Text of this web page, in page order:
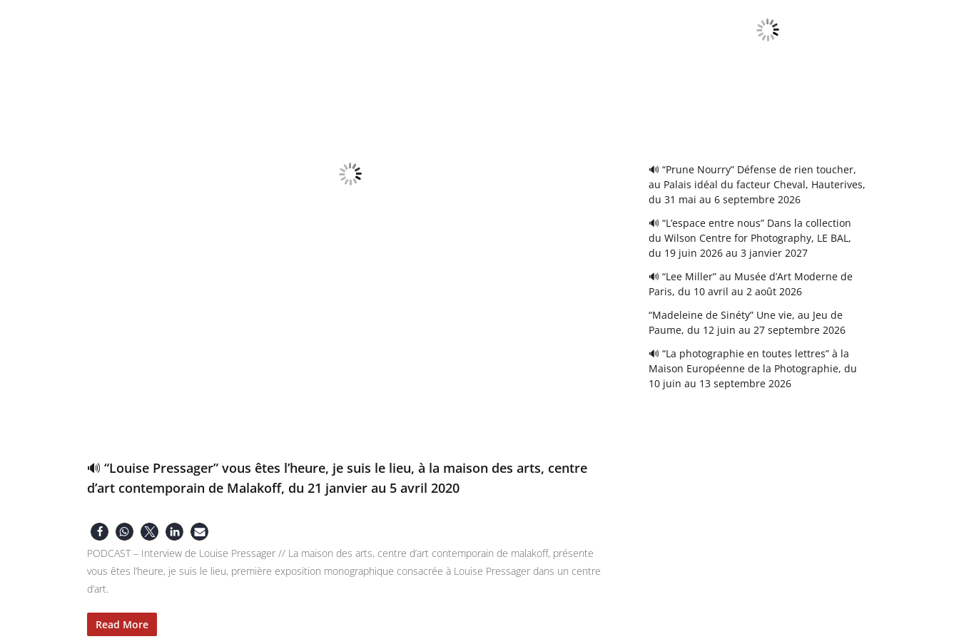
🔊 “Louise Pressager” vous êtes l’heure, je suis le lieu, à la maison des arts, centre
d’art contemporain de Malakoff, du 21 janvier au 5 avril 2020
PODCAST – Interview de Louise Pressager // La maison des arts, centre d’art contemporain de malakoff, présente
vous êtes l’heure, je suis le lieu, première exposition monographique consacrée à Louise Pressager dans un centre
d’art.
Read More
🔊 “Prune Nourry” Défense de rien toucher,
au Palais idéal du facteur Cheval, Hauterives,
du 31 mai au 6 septembre 2026
🔊 “L’espace entre nous” Dans la collection
du Wilson Centre for Photography, LE BAL,
du 19 juin 2026 au 3 janvier 2027
🔊 “Lee Miller” au Musée d’Art Moderne de
Paris, du 10 avril au 2 août 2026
“Madeleine de Sinéty” Une vie, au Jeu de
Paume, du 12 juin au 27 septembre 2026
🔊 “La photographie en toutes lettres” à la
Maison Européenne de la Photographie, du
10 juin au 13 septembre 2026